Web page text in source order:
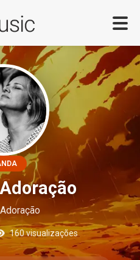
160 visualizações